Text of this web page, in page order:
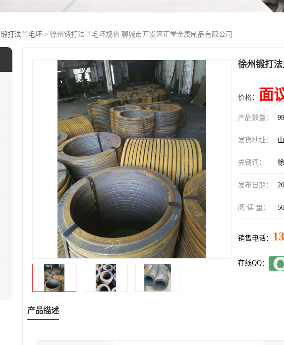
锻打法兰毛坯 > 徐州锻打法兰毛坯规格 聊城市开发区正堂金属制品有限公司
徐州锻打
价格： 面
产品数量：
发货地址：
关键词：
发布日期：
阅 读 量：
销售电话：
在线QQ：
产品描述